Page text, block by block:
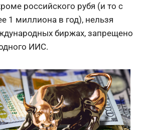
российского рубя (и то с
1 миллиона в год), нельзя
биржах, запрещено
ИИС.